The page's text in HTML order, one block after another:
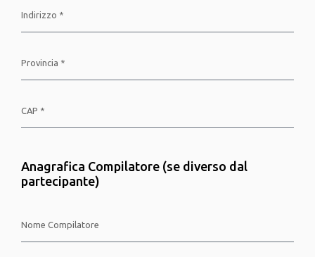
Anagrafica Compilatore (se diverso dal
partecipante)